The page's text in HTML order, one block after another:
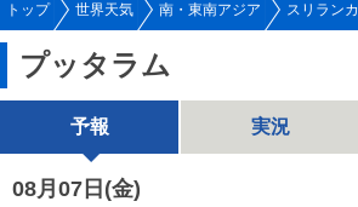
トップ 世界天気 南・東南アジア スリランカ
プッタラム
予報 実況
08月07日(金)